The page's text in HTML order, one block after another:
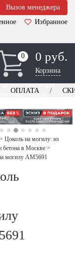
Вызов менеджера
Избранное
0
0 0 руб.
Корзина
менеджера для
заказа
ОПЛАТА
> Цоколь на могилу: из
бетона в Москве >
могилу AM5691